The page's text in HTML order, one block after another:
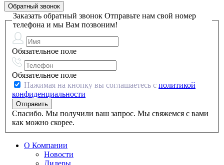
Обратный звонок
Заказать обратный звонок Отправьте нам свой номер
телефона и мы Вам позвоним!
Обязательное поле
Обязательное поле
Нажимая на кнопку вы соглашаетесь с политикой
конфиденциальности
Спасибо. Мы получили ваш запрос. Мы свяжемся с вами
как можно скорее.
О Компании
Новости